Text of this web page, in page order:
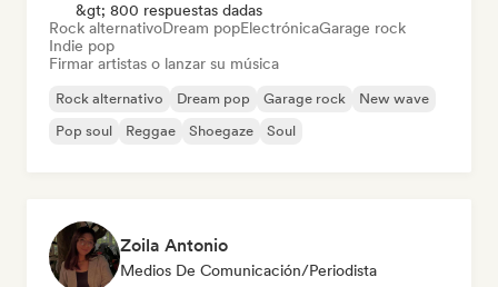
&gt; 800 respuestas dadas
Rock alternativoDream popElectrónicaGarage rock
Indie pop
Firmar artistas o lanzar su música
Rock alternativo Dream pop Garage rock
New wave
Pop soul
Reggae Shoegaze Soul
Zoila Antonio
Medios De Comunicación/Periodista